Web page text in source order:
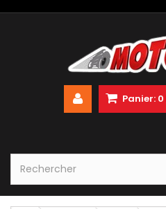
Panier: 0